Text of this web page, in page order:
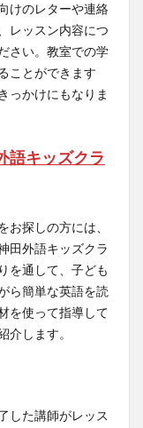
けのレターや連絡
レッスン内容につ
さい。教室での学
ことができます
っかけにもなりま
語キッズクラ
探しの方には、
田外語キッズクラ
を通して、子ども
ら簡単な英語を読
を使って指導して
介します。
した講師がレッス